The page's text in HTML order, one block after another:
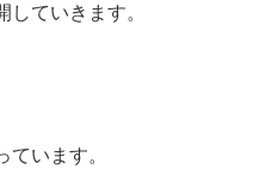
ていきます。
います。